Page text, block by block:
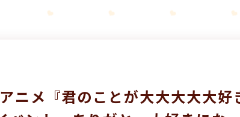
ニメ『君のことが大大大大大